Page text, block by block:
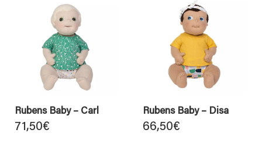
Rubens Baby – Carl
71,50€
Rubens Baby – Disa
66,50€